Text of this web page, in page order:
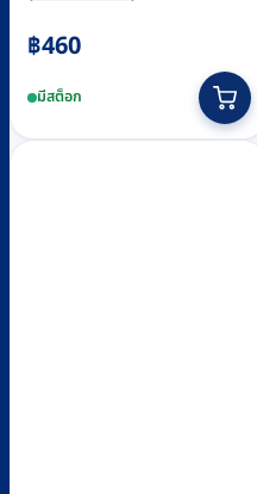
฿460
มีสต็อก